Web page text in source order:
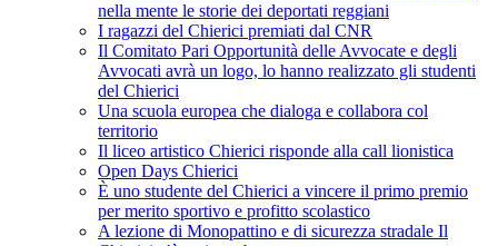
nella mente le storie dei deportati reggiani
I ragazzi del Chierici premiati dal CNR
Il Comitato Pari Opportunità delle Avvocate e degli
Avvocati avrà un logo, lo hanno realizzato gli studenti
del Chierici
Una scuola europea che dialoga e collabora col
territorio
Il liceo artistico Chierici risponde alla call lionistica
Open Days Chierici
È uno studente del Chierici a vincere il primo premio
per merito sportivo e profitto scolastico
A lezione di Monopattino e di sicurezza stradale Il